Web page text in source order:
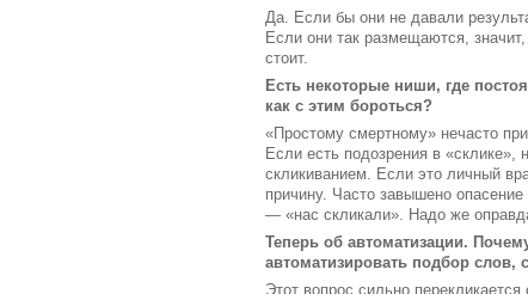
Да. Если бы они не давали
Если они так размещаются,
стоит.
Есть некоторые ниши, где
как с этим бороться?
«Простому смертному» нечасто
Если есть подозрения в
скликиванием. Если это личный
причину. Часто завышено
— «нас скликали». Надо же
Теперь об автоматизации.
автоматизировать подбор слов,
Этот вопрос сильно